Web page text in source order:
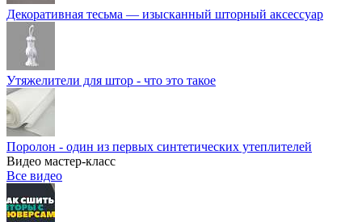
Декоративная тесьма — изысканный шторный аксессуар
Утяжелители для штор - что это такое
Поролон - один из первых синтетических утеплителей
Видео мастер-класс
Все видео